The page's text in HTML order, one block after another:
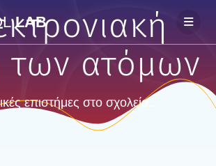
to
content
LAB
των ατόμων
επιστήμες στο σχολείο...